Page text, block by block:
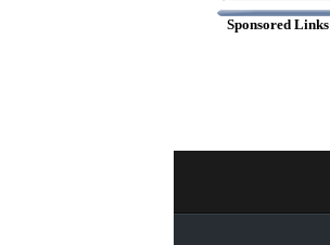
Sponsored Links